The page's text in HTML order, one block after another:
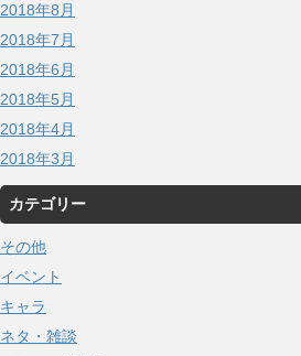
2018年8月
2018年7月
2018年6月
2018年5月
2018年4月
2018年3月
カテゴリー
その他
イベント
キャラ
ネタ・雑談